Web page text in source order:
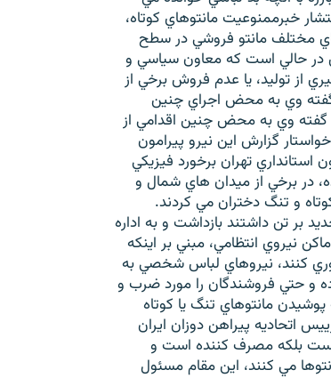
خبرممنوعيت مانتوهاي کوتاه،
مختلف مانتو فروشي در سطح
در حالي است که معاون سياسي و
از توليد، يا عدم فروش برخي از
گفته وي به محض اجراي چنين
گفته وي به محض چنين اقدامي از
گزارش اين نيرو پيرامون
استانداري تهران برخورد فيزيکي
در برخي از ميدان هاي شمال و
و تنگ دختران مي کردند.
بر تن داشتند بازداشت و به اداره
نيروي انتظامي، مبني بر اينکه
کنند، نيروهاي لباس شخصي به
و حتي فروشندگان را مورد ضرب و
پوشيدن مانتوهاي تنگ يا کوتاه
اتحاديه پيراهن دوزان ايران
بلکه مصرف کننده است و
مي کنند، اين مقام مسئول